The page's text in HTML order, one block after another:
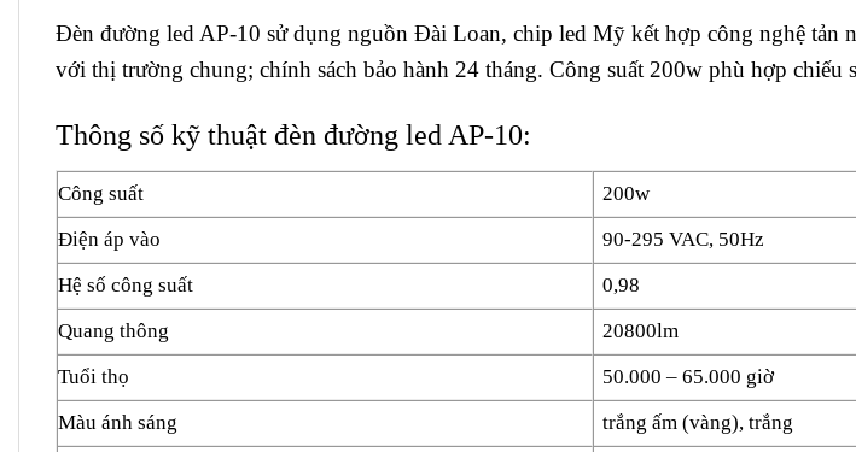
Đèn đường led AP-10 sử dụng nguồn Đài Loan, chip led Mỹ kết hợp công nghệ tản
với thị trường chung; chính sách bảo hành 24 tháng. Công suất 200w phù hợp chiếu
Thông số kỹ thuật đèn đường led AP-10:
Công suất
200w
Điện áp vào
90-295 VAC, 50Hz
Hệ số công suất
0,98
Quang thông
20800lm
Tuổi thọ
50.000 – 65.000 giờ
Màu ánh sáng
trắng ấm (vàng), trắng